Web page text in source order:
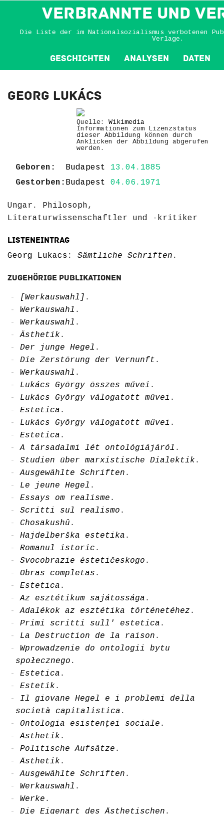
VERBRANNTE und
Die Liste der im Nationalsozialismus verbotenen
Verlage.
Geschichten Analysen Daten
Georg Lukács
Quelle: Wikimedia
Informationen zum Lizenzstatus
dieser Abbildung können durch
Anklicken der Abbildung abgerufen
werden.
Geboren: Budapest
13.04.1885
Gestorben: Budapest 04.06.1971
Ungar. Philosoph,
Literaturwissenschaftler und -kritiker
Listeneintrag
Georg Lukacs: Sämtliche Schriften .
Zugehörige Publikationen
[Werkauswahl] .
Werkauswahl .
Werkauswahl .
Ästhetik .
Der junge Hegel .
Die Zerstörung der Vernunft .
Werkauswahl .
Lukács György összes művei .
Lukács György válogatott müvei .
Estetica .
Lukács György válogatott művei .
Estetica .
A társadalmi lét ontológiájáról .
Studien über marxistische Dialektik .
Ausgewählte Schriften .
Le jeune Hegel .
Essays om realisme .
Scritti sul realismo .
Chosakushû .
Hajdelberška estetika .
Romanul istoric .
Svocobrazie ėstetičeskogo .
Obras completas .
Estetica .
Az esztétikum sajátossága .
Adalékok az esztétika történetéhez .
Primi scritti sull' estetica .
La Destruction de la raison .
Wprowadzenie do ontologii bytu
społecznego .
Estetica .
Estetik .
Il giovane Hegel e i problemi della
società capitalistica .
Ontologia esistenţei sociale .
Ästhetik .
Politische Aufsätze .
Ästhetik .
Ausgewählte Schriften .
Werkauswahl .
Werke .
Die Eigenart des Ästhetischen .